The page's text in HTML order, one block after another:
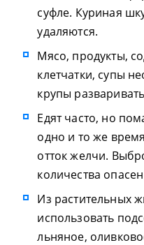
суфле. Куриная
удаляются.
Мясо, продукты,
клетчатки, супы
крупы
Едят часто, но
одно и то же
отток желчи.
количества
Из растительных
использовать
льняное,